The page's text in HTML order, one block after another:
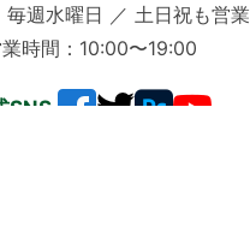
毎週水曜日 ／ 土日祝も営業
時間：10:00〜19:00
SNS